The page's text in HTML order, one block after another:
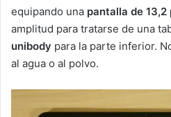
equipando una pantalla de 13,2
amplitud para tratarse de una
unibody para la parte inferior.
al agua o al polvo.